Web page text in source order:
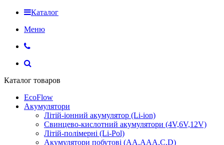
Каталог
Меню
Каталог товаров
EcoFlow
Акумулятори
Літій-іонний акумулятор (Li-ion)
Свинцево-кислотний акумулятори (4V,6V,12V)
Літій-полімерні (Li-Pol)
Акумулятори побутові (AA,AAA,C,D)